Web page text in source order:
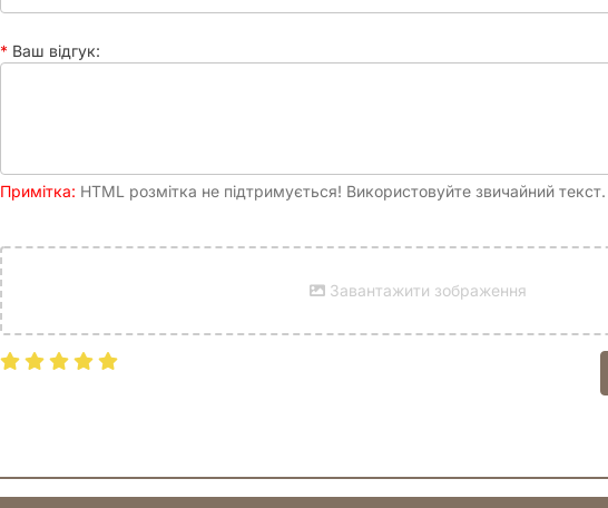
Ваш відгук:
Примітка: HTML розмітка не підтримується! Використовуйте звичайний текст.
Завантажити зображення